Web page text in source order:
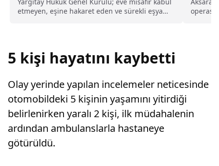
etmeyen, eşine hakaret eden ve sürekli eşya
5 kişi hayatını kaybetti
Olay yerinde yapılan incelemeler neticesinde
otomobildeki 5 kişinin yaşamını yitirdiği
belirlenirken yaralı 2 kişi, ilk müdahalenin
ardından ambulanslarla hastaneye
götürüldü.